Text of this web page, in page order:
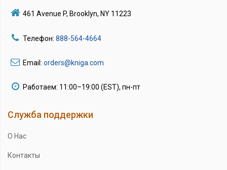
461 Avenue P, Brooklyn, NY 11223
Телефон: 888-564-4664
Email: orders@kniga.com
Работаем: 11:00–19:00 (EST), пн-пт
Служба поддержки
О Нас
Контакты